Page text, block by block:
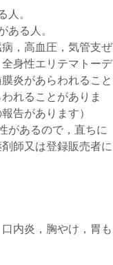
人。
ある人。
，高血圧，気管支ぜ
身性エリテマトーデ
炎があらわれること
れることがありま
告があります）
があるので，直ちに
師又は登録販売者に
内炎，胸やけ，胃も